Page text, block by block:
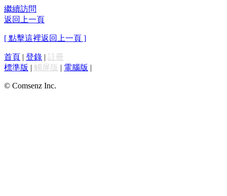
繼續訪問
返回上一頁
[ 點擊這裡返回上一頁 ]
首頁 | 登錄 | 註冊
標準版 | 觸屏版 | 電腦版 |
© Comsenz Inc.